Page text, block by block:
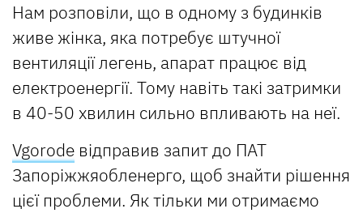
Нам розповіли, що в одному з будинків
живе жінка, яка потребує штучної
вентиляції легень, апарат працює від
електроенергії. Тому навіть такі затримки
в 40-50 хвилин сильно впливають на неї.
Vgorode відправив запит до ПАТ
Запоріжжяобленерго, щоб знайти рішення
цієї проблеми. Як тільки ми отримаємо